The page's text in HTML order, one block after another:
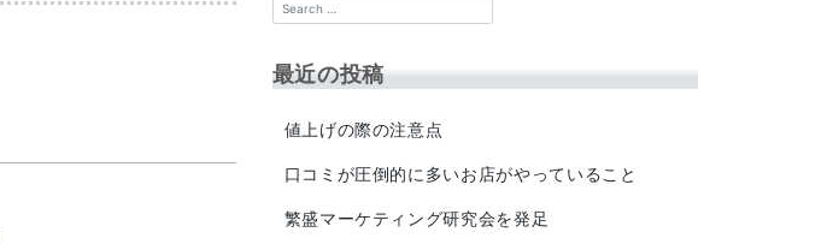
最近の投稿
値上げの際の注意点
口コミが圧倒的に多いお店がやっていること
繁盛マーケティング研究会を発足